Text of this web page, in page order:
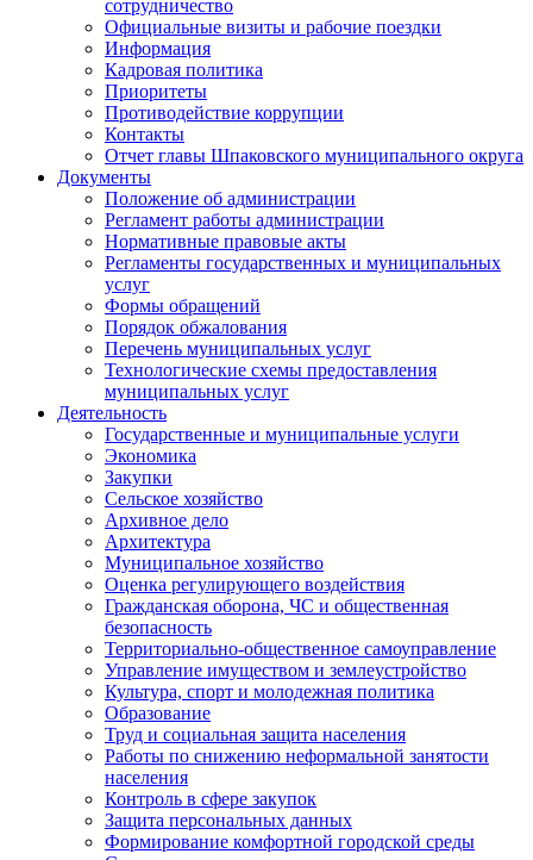
сотрудничество
Официальные визиты и рабочие поездки
Информация
Кадровая политика
Приоритеты
Противодействие коррупции
Контакты
Отчет главы Шпаковского муниципального округа
Документы
Положение об администрации
Регламент работы администрации
Нормативные правовые акты
Регламенты государственных и муниципальных
услуг
Формы обращений
Порядок обжалования
Перечень муниципальных услуг
Технологические схемы предоставления
муниципальных услуг
Деятельность
Государственные и муниципальные услуги
Экономика
Закупки
Сельское хозяйство
Архивное дело
Архитектура
Муниципальное хозяйство
Оценка регулирующего воздействия
Гражданская оборона, ЧС и общественная
безопасность
Территориально-общественное самоуправление
Управление имуществом и землеустройство
Культура, спорт и молодежная политика
Образование
Труд и социальная защита населения
Работы по снижению неформальной занятости
населения
Контроль в сфере закупок
Защита персональных данных
Формирование комфортной городской среды